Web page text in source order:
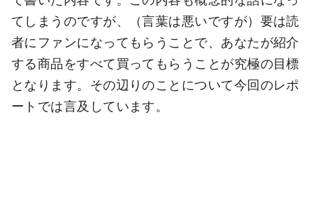
てしまうのですが、（言葉は悪いですが）要は読
者にファンになってもらうことで、あなたが紹介
する商品をすべて買ってもらうことが究極の目標
となります。その辺りのことについて今回のレポ
ートでは言及しています。